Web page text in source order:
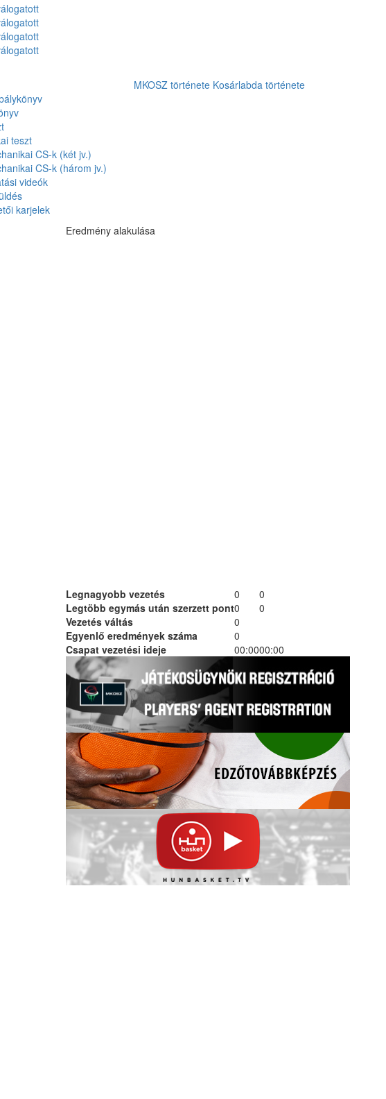
teszt
CS-k (két jv.)
CS-k (három jv.)
videók
karjelek
MKOSZ története Kosárlabda története
Eredmény alakulása
Legnagyobb vezetés 0
0
Legtöbb egymás után szerzett pont0
0
Vezetés váltás
0
Egyenlő eredmények száma
0
Csapat vezetési ideje
00:0000:00